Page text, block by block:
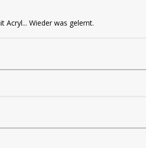
Wieder was gelernt.